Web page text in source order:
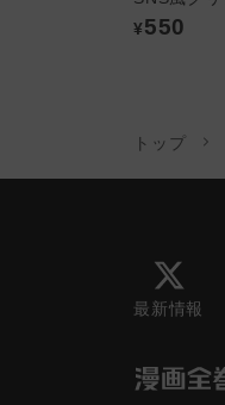
¥550
トップ
最新情報